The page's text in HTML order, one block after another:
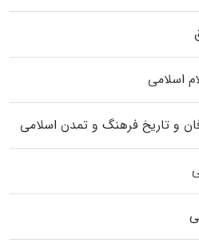
اسلامی
و تاریخ فرهنگ و تمدن اسلامی